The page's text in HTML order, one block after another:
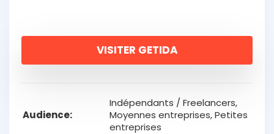
VISITER GETIDA
Audience
Indépendants / Freelancers,
Moyennes entreprises, Petites
entreprises